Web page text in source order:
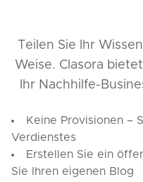
Teilen Sie Ihr
Weise. Clasora
Ihr Nachhilfe-
Keine Provisionen –
Verdienstes
Erstellen Sie ein
Sie Ihren eigenen Blog